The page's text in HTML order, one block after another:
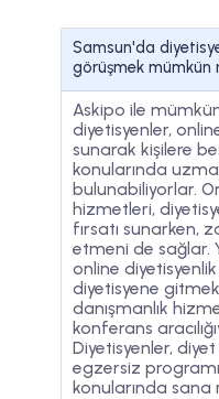
Samsun'da
görüşmek mümkün
Askipo ile
diyetisyenler,
sunarak kişilere
konularında
bulunabiliyorlar.
hizmetleri,
fırsatı sunarken,
etmeni de sağlar.
online
diyetisyene
danışmanlık
konferans
Diyetisyenler,
egzersiz
konularında sana